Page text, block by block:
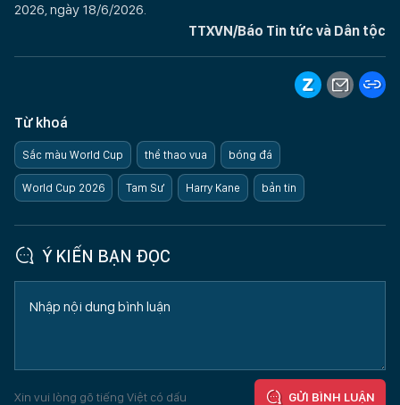
2026, ngày 18/6/2026.
TTXVN/Báo Tin tức và Dân tộc
Từ khoá
Sắc màu World Cup thể thao vua bóng đá
World Cup 2026 Tam Sư Harry Kane bản tin
Ý KIẾN BẠN ĐỌC
Xin vui lòng gõ tiếng Việt có dấu GỬI BÌNH LUẬN